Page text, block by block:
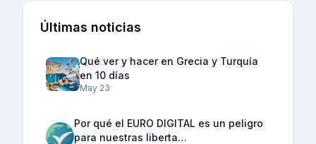
Últimas noticias
Qué ver y hacer en Grecia y Turquía
en 10 días
May 23
Por qué el EURO DIGITAL es un peligro
para nuestras liberta…